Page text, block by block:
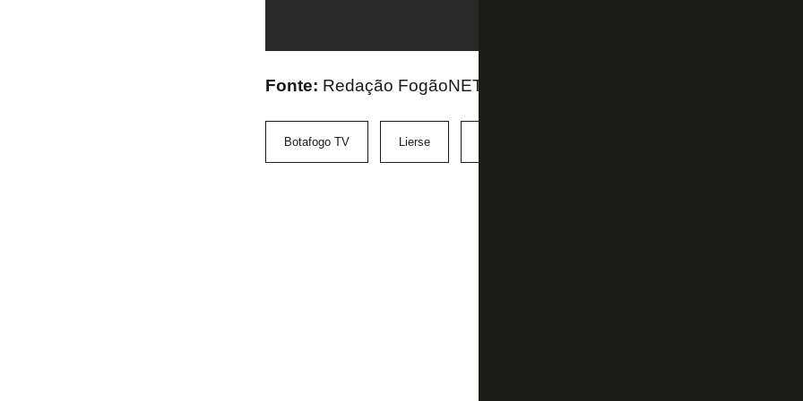
Fonte: Redação FogãoNET
Botafogo TV Lierse